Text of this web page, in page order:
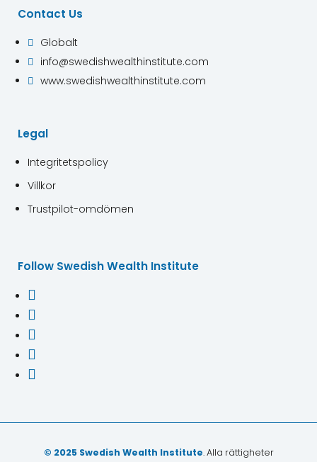
Contact Us
 Globalt
 info@swedishwealthinstitute.com
 www.swedishwealthinstitute.com
Legal
Integritetspolicy
Villkor
Trustpilot-omdömen
Follow Swedish Wealth Institute





© 2025 Swedish Wealth Institute. Alla rättigheter